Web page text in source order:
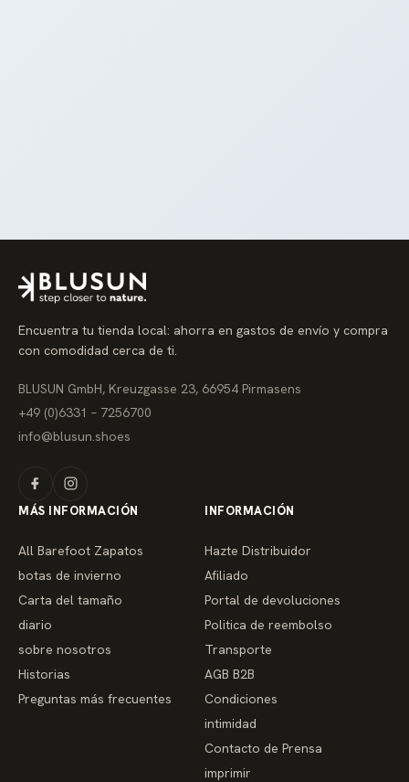
Encuentra tu tienda local: ahorra en gastos de envío y compra
con comodidad cerca de ti.
BLUSUN GmbH, Kreuzgasse 23, 66954 Pirmasens
+49 (0)6331 – 7256700
info@blusun.shoes
MÁS INFORMACIÓN
All Barefoot Zapatos
botas de invierno
Carta del tamaño
diario
sobre nosotros
Historias
Preguntas más frecuentes
INFORMACIÓN
Hazte Distribuidor
Afiliado
Portal de devoluciones
Politica de reembolso
Transporte
AGB B2B
Condiciones
intimidad
Contacto de Prensa
imprimir